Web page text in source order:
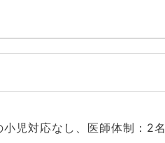
児対応なし、医師体制：2名